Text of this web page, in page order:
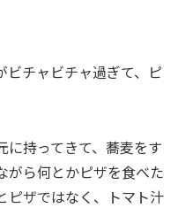
ビチャビチャ過ぎて、ピ
に持ってきて、蕎麦をす
がら何とかピザを食べた
ピザではなく、トマト汁